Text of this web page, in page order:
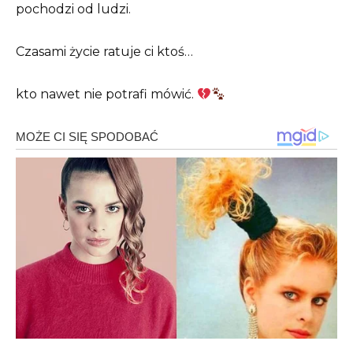
pochodzi od ludzi.
Czasami życie ratuje ci ktoś…
kto nawet nie potrafi mówić.